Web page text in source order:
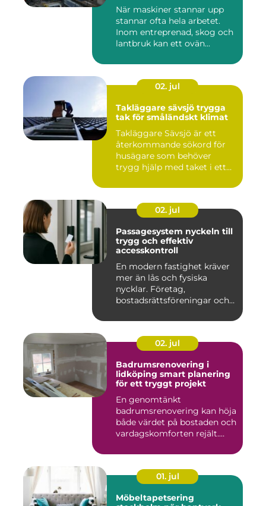
När maskiner stannar upp
stannar ofta hela arbetet.
Inom entreprenad, skog och
lantbruk kan ett ovän...
02. jul
Takläggare sävsjö trygga
tak för småländskt klimat
Takläggare Sävsjö är ett
återkommande sökord för
husägare som behöver
trygg hjälp med taket i ett
02. jul
Passagesystem nyckeln till
trygg och effektiv
accesskontroll
En modern fastighet kräver
mer än lås och fysiska
nycklar. Företag,
bostadsrättsföreningar och
02. jul
Badrumsrenovering i
lidköping smart planering
för ett tryggt projekt
En genomtänkt
badrumsrenovering kan höja
både värdet på bostaden och
vardagskomforten rejält.
01. jul
Möbeltapetsering